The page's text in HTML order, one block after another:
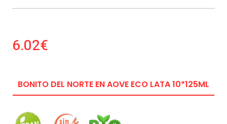
6.02€
BONITO DEL NORTE EN AOVE ECO LATA 10*125ML